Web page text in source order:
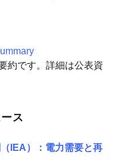
約です。詳細は公表資
ス
IEA）：電力需要と再